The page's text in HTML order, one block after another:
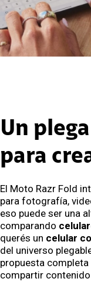
Un
para
El Moto Razr Fold
para fotografía,
eso puede ser una
comparando
querés un celular
del universo
propuesta completa
compartir